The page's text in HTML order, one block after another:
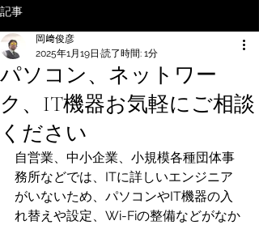
記事
パソコン、ネットワー
ク、IT機器お気軽にご相談
ください
岡﨑俊彦
2025年1月19日 読了時間: 1分
自営業、中小企業、小規模各種団体事
務所などでは、ITに詳しいエンジニア
がいないため、パソコンやIT機器の入
れ替えや設定、Wi-Fiの整備などがなか